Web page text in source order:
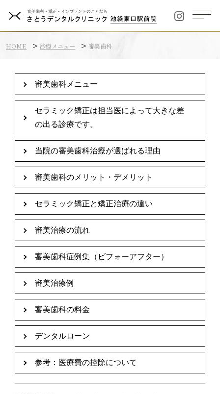
HOME 診療メニュー 審美歯科
審美歯科メニュー
セラミック矯正は担当医によって大きな差
の出る診療です。
当院の審美歯科治療が選ばれる理由
審美歯科のメリット・デメリット
セラミック矯正と矯正治療の違い
審美治療の流れ
審美歯科症例集（ビフォーアフター）
審美治療例
審美歯科の料金
デンタルローン
参考：医療費の控除について